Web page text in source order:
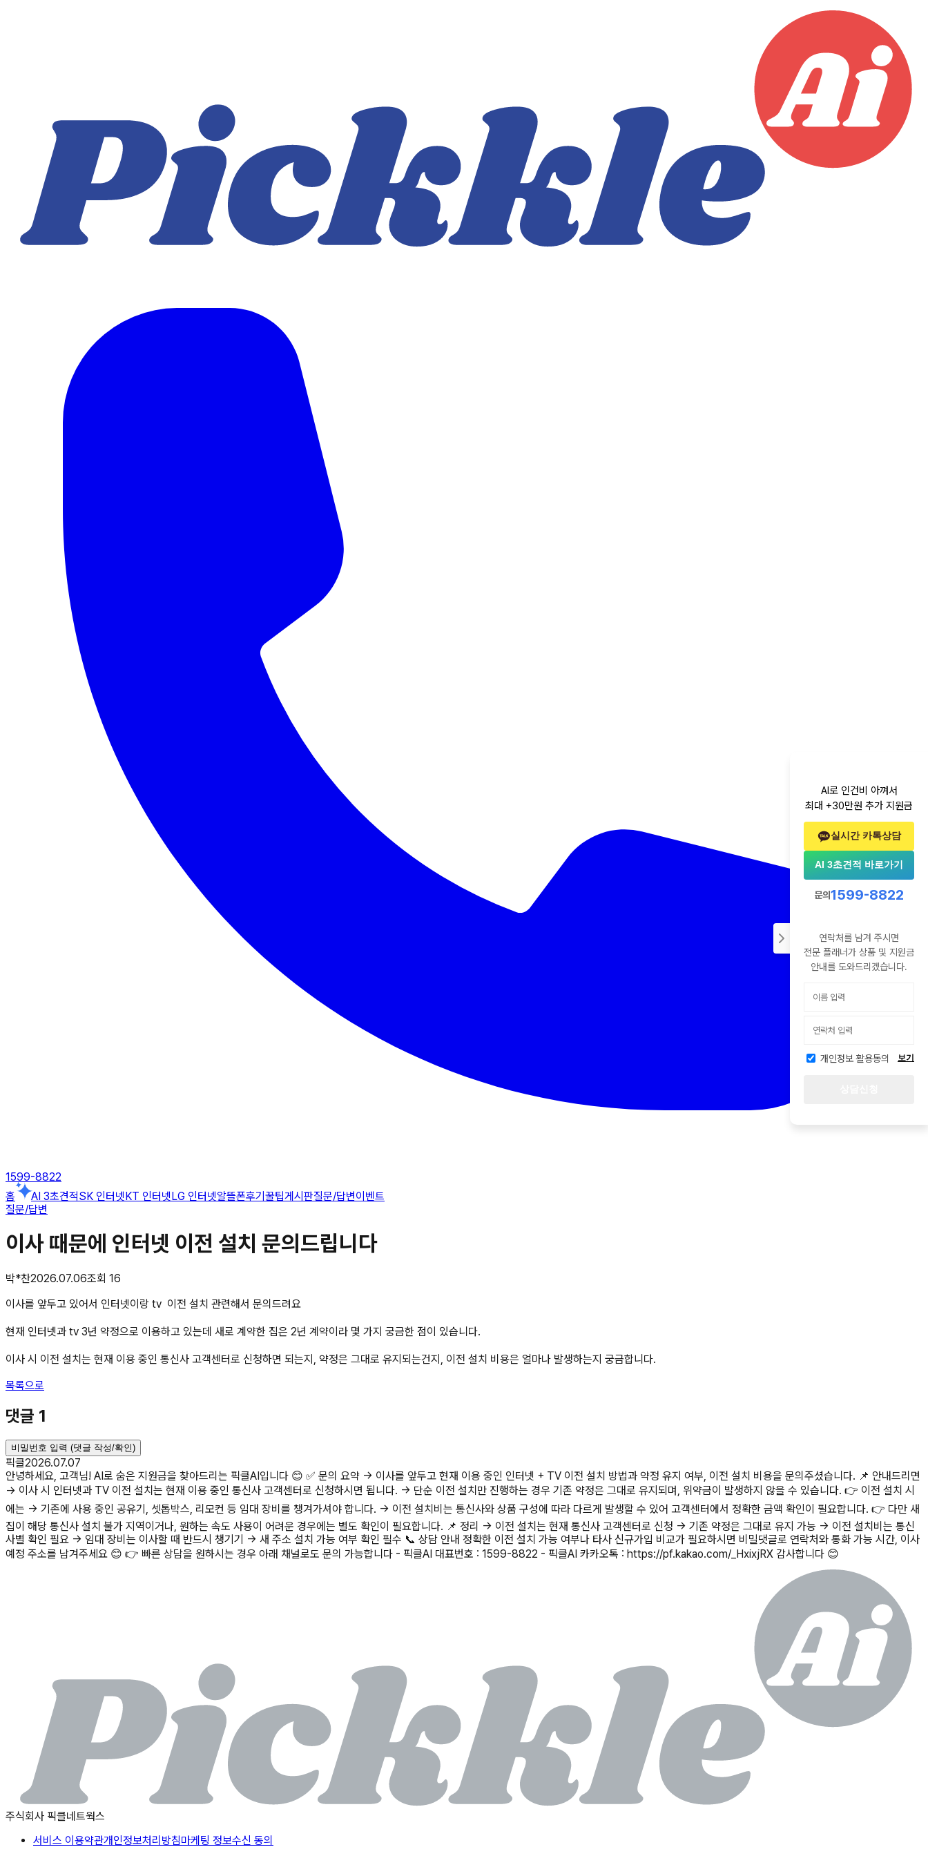
1599-8822
홈
AI 3초견적SK 인터넷KT 인터넷LG 인터넷알뜰폰후기꿀팁게시판질문/답변이벤트
질문/답변
이사 때문에 인터넷 이전 설치 문의드립니다
박*찬2026.07.06조회 16
이사를 앞두고 있어서 인터넷이랑 tv 이전 설치 관련해서 문의드려요
현재 인터넷과 tv 3년 약정으로 이용하고 있는데 새로 계약한 집은 2년 계약이라 몇 가지 궁금한 점이 있습니다.
이사 시 이전 설치는 현재 이용 중인 통신사 고객센터로 신청하면 되는지, 약정은 그대로 유지되는건지, 이전 설치 비용은 얼마나 발생하는지 궁금합니다.
목록으로
댓글 1
비밀번호 입력 (댓글 작성/확인)
픽클2026.07.07
안녕하세요, 고객님! AI로 숨은 지원금을 찾아드리는 픽클AI입니다 😊 ✅ 문의 요약 → 이사를 앞두고 현재 이용 중인 인터넷 + TV 이전 설치 방법과 약정 유지 여부, 이전 설치 비용을 문의주셨습니다. 📌 안내드리면
→ 이사 시 인터넷과 TV 이전 설치는 현재 이용 중인 통신사 고객센터로 신청하시면 됩니다. → 단순 이전 설치만 진행하는 경우 기존 약정은 그대로 유지되며, 위약금이 발생하지 않을 수 있습니다. 👉 이전 설치 시
에는 → 기존에 사용 중인 공유기, 셋톱박스, 리모컨 등 임대 장비를 챙겨가셔야 합니다. → 이전 설치비는 통신사와 상품 구성에 따라 다르게 발생할 수 있어 고객센터에서 정확한 금액 확인이 필요합니다. 👉 다만 새
집이 해당 통신사 설치 불가 지역이거나, 원하는 속도 사용이 어려운 경우에는 별도 확인이 필요합니다. 📌 정리 → 이전 설치는 현재 통신사 고객센터로 신청 → 기존 약정은 그대로 유지 가능 → 이전 설치비는 통신
사별 확인 필요 → 임대 장비는 이사할 때 반드시 챙기기 → 새 주소 설치 가능 여부 확인 필수 📞 상담 안내 정확한 이전 설치 가능 여부나 타사 신규가입 비교가 필요하시면 비밀댓글로 연락처와 통화 가능 시간, 이사
예정 주소를 남겨주세요 😊 👉 빠른 상담을 원하시는 경우 아래 채널로도 문의 가능합니다 - 픽클AI 대표번호 : 1599-8822 - 픽클AI 카카오톡 : https://pf.kakao.com/_HxixjRX 감사합니다 😊
주식회사 픽클네트웍스
서비스 이용약관개인정보처리방침마케팅 정보수신 동의
AI로 인건비 아껴서
최대 +30만원 추가 지원금
실시간 카톡상담
AI 3초견적 바로가기
문의1599-8822
연락처를 남겨 주시면
전문 플래너가 상품 및 지원금
안내를 도와드리겠습니다.
개인정보 활용동의 보기